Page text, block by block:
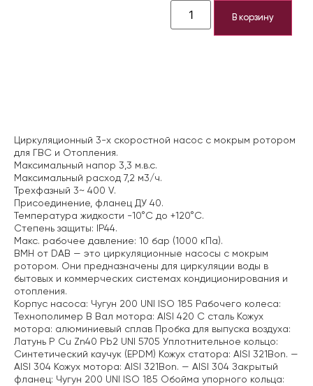
В корзину
Циркуляционный 3-х скоростной насос с мокрым ротором
для ГВС и Отопления.
Максимальный напор 3,3 м.в.с.
Максимальный расход 7,2 м3/ч.
Трехфазный 3~ 400 V.
Присоединение, фланец ДУ 40.
Температура жидкости -10°C до +120°C.
Степень защиты: IP44.
Макс. рабочее давление: 10 бар (1000 кПа).
BMH от DAB — это циркуляционные насосы с мокрым
ротором. Они предназначены для циркуляции воды в
бытовых и коммерческих системах кондиционирования и
отопления.
Корпус насоса: Чугун 200 UNI ISO 185 Рабочего колеса:
Технополимер B Вал мотора: AISI 420 C сталь Кожух
мотора: алюминиевый сплав Пробка для выпуска воздуха:
Латунь P Cu Zn40 Pb2 UNI 5705 Уплотнительное кольцо:
Синтетический каучук (EPDM) Кожух статора: AISI 321Bon. —
AISI 304 Кожух мотора: AISI 321Bon. — AISI 304 Закрытый
фланец: Чугун 200 UNI ISO 185 Обойма упорного кольца: